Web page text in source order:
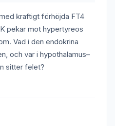
kraftigt förhöjda FT4
pekar mot hypertyreos
Vad i den endokrina
och var i hypothalamus–
sitter felet?